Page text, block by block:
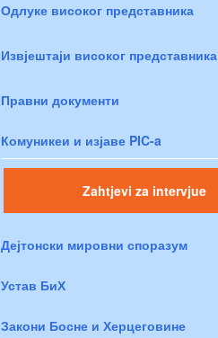
Одлуке високог представника
Извјештаји високог представника
Правни документи
Комуникеи и изјаве PIC-a
Zahtjevi za intervjue
Дејтонски мировни споразум
Устав БиХ
Закони Босне и Херцеговине